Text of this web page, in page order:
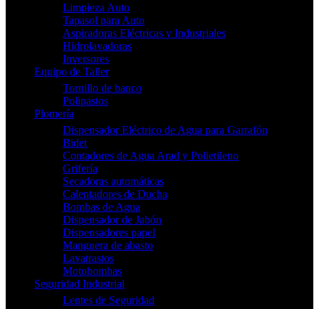
Limpieza Auto
Tapasol para Auto
Aspiradoras Eléctricas y Industriales
Hidrolavadoras
Inversores
Equipo de Taller
Tornillo de banco
Polipastos
Plomería
Dispensador Eléctrico de Agua para Garrafón
Bidet
Contadores de Agua Arad y Polietileno
Grifería
Secadoras automáticas
Calentadores de Ducha
Bombas de Agua
Dispensador de Jabón
Dispensadores papel
Manguera de abasto
Lavatrastos
Motobombas
Seguridad Industrial
Lentes de Seguridad